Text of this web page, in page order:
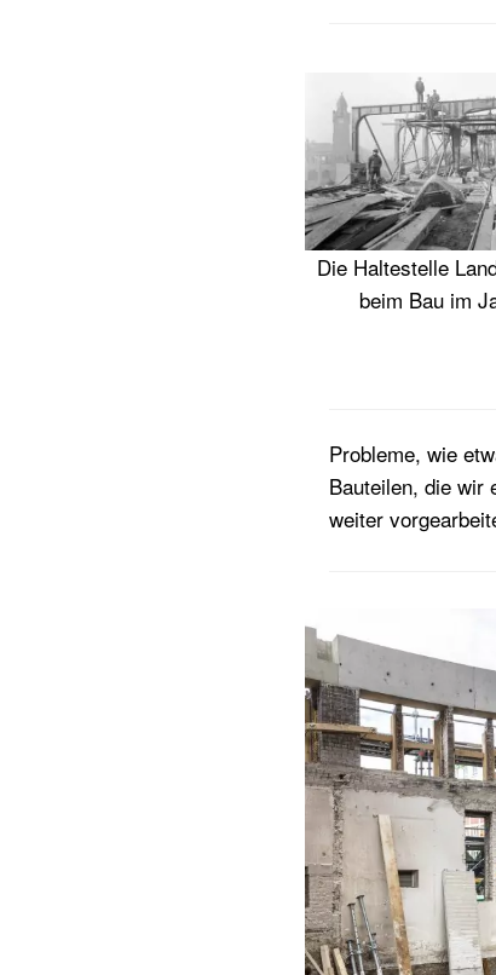
Die Haltestelle
beim Bau im
Probleme, wie
Bauteilen, die wir
weiter